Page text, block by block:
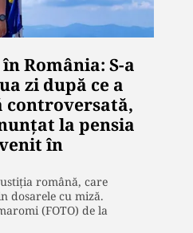
România: S-a
zi după ce a
controversată,
la pensia
în
română, care
dosarele cu miză.
(FOTO) de la